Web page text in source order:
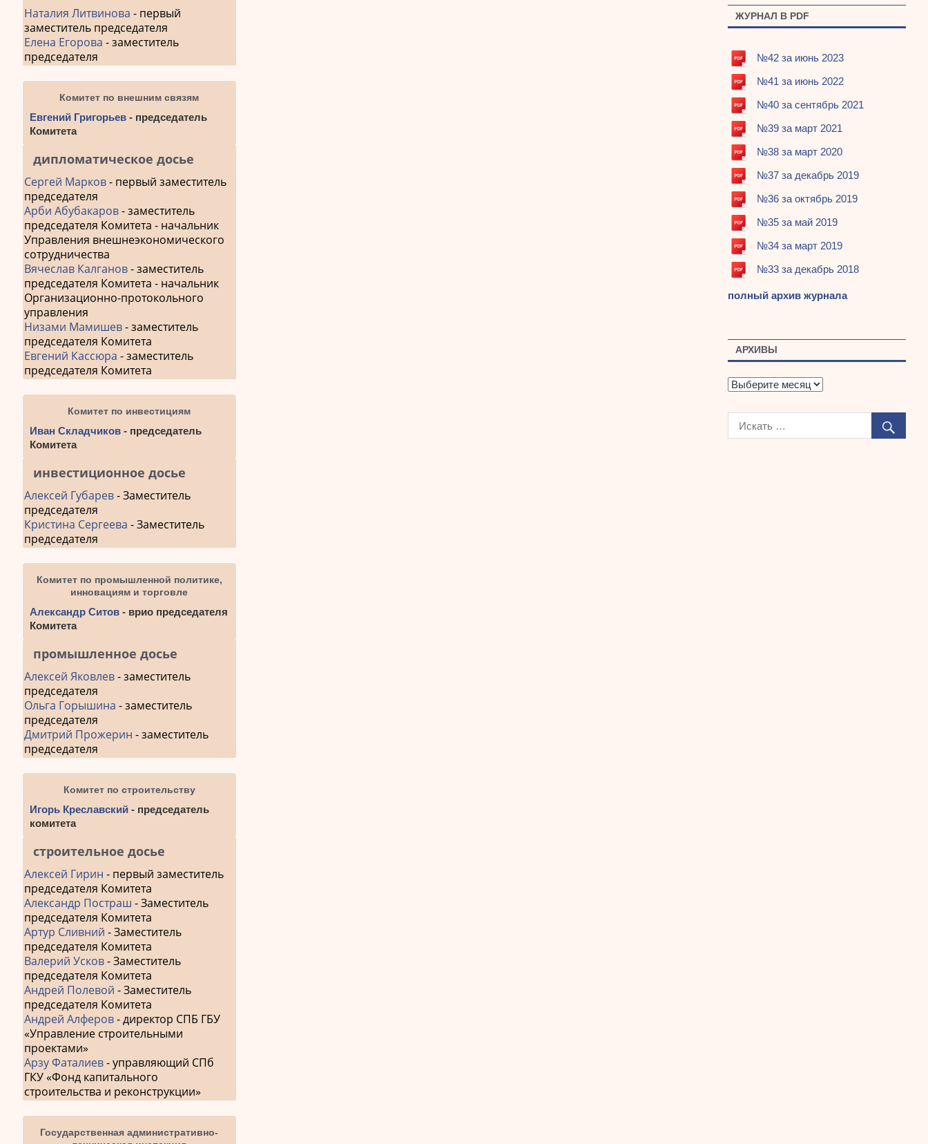
Наталия Литвинова - первый
заместитель председателя
Елена Егорова - заместитель
председателя
Комитет по внешним связям
Евгений Григорьев - председатель
Комитета
дипломатическое досье
Сергей Марков- первый заместитель
председателя
Арби Абубакаров- заместитель
председателя Комитета - начальник
Управления внешнеэкономического
сотрудничества
Вячеслав Калганов- заместитель
председателя Комитета - начальник
Организационно-протокольного
управления
Низами Мамишев- заместитель
председателя Комитета
Евгений Кассюра - заместитель
председателя Комитета
Комитет по инвестициям
Иван Складчиков - председатель
Комитета
инвестиционное досье
Алексей Губарев- Заместитель
председателя
Кристина Сергеева - Заместитель
председателя
Комитет по промышленной политике,
инновациям и торговле
Александр Ситов - врио председателя
Комитета
промышленное досье
Алексей Яковлев- заместитель
председателя
Ольга Горышина - заместитель
председателя
Дмитрий Прожерин - заместитель
председателя
Комитет по строительству
Игорь Креславский - председатель
комитета
строительное досье
Алексей Гирин - первый заместитель
председателя Комитета
Александр Постраш - Заместитель
председателя Комитета
Артур Сливний - Заместитель
председателя Комитета
Валерий Усков- Заместитель
председателя Комитета
Андрей Полевой - Заместитель
председателя Комитета
Андрей Алферов- директор СПБ ГБУ
«Управление строительными
проектами»
Арзу Фаталиев- управляющий СПб
ГКУ «Фонд капитального
строительства и реконструкции»
Государственная административно-
ЖУРНАЛ В PDF
№42 за июнь 2023
№41 за июнь 2022
№40 за сентябрь 2021
№39 за март 2021
№38 за март 2020
№37 за декабрь 2019
№36 за октябрь 2019
№35 за май 2019
№34 за март 2019
№33 за декабрь 2018
полный архив журнала
АРХИВЫ
А
х
в